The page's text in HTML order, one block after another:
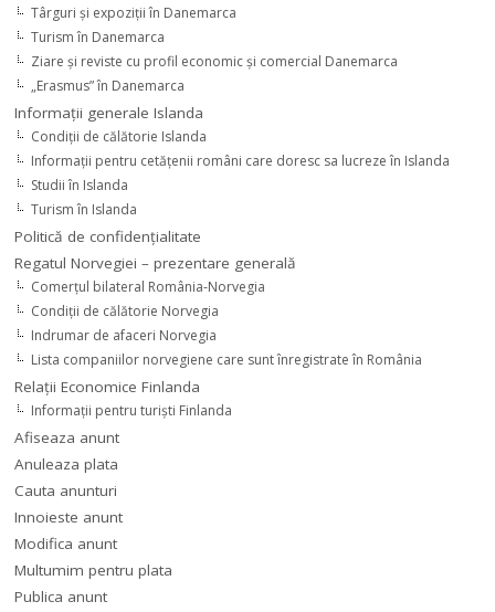
Târguri şi expoziţii în Danemarca
Turism în Danemarca
Ziare şi reviste cu profil economic şi comercial Danemarca
„Erasmus” în Danemarca
Informaţii generale Islanda
Condiţii de călătorie Islanda
Informaţii pentru cetăţenii români care doresc sa lucreze în Islanda
Studii în Islanda
Turism în Islanda
Politică de confidențialitate
Regatul Norvegiei – prezentare generală
Comerţul bilateral România-Norvegia
Condiții de călătorie Norvegia
Indrumar de afaceri Norvegia
Lista companiilor norvegiene care sunt înregistrate în România
Relaţii Economice Finlanda
Informaţii pentru turişti Finlanda
Afiseaza anunt
Anuleaza plata
Cauta anunturi
Innoieste anunt
Modifica anunt
Multumim pentru plata
Publica anunt